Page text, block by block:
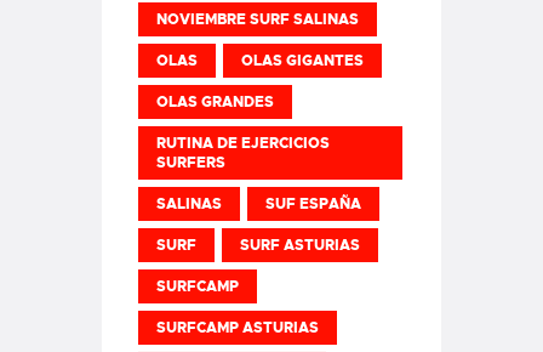
NOVIEMBRE SURF SALINAS
OLAS OLAS GIGANTES
OLAS GRANDES
RUTINA DE EJERCICIOS
SURFERS
SALINAS SUF ESPAÑA
SURF SURF ASTURIAS
SURFCAMP
SURFCAMP ASTURIAS